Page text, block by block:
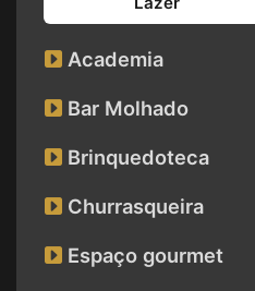
Academia
Bar Molhado
Brinquedoteca
Churrasqueira
Espaço gourmet